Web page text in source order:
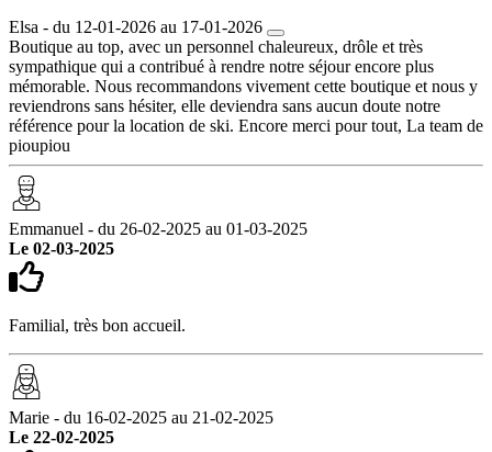
Elsa - du 12-01-2026 au 17-01-2026
Boutique au top, avec un personnel chaleureux, drôle et très
sympathique qui a contribué à rendre notre séjour encore plus
mémorable. Nous recommandons vivement cette boutique et nous y
reviendrons sans hésiter, elle deviendra sans aucun doute notre
référence pour la location de ski. Encore merci pour tout, La team de
pioupiou
Emmanuel - du 26-02-2025 au 01-03-2025
Le 02-03-2025
Familial, très bon accueil.
Marie - du 16-02-2025 au 21-02-2025
Le 22-02-2025